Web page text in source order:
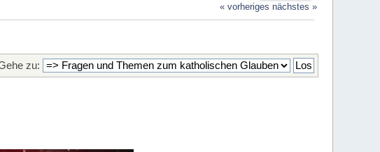
« vorheriges nächstes »
zu: